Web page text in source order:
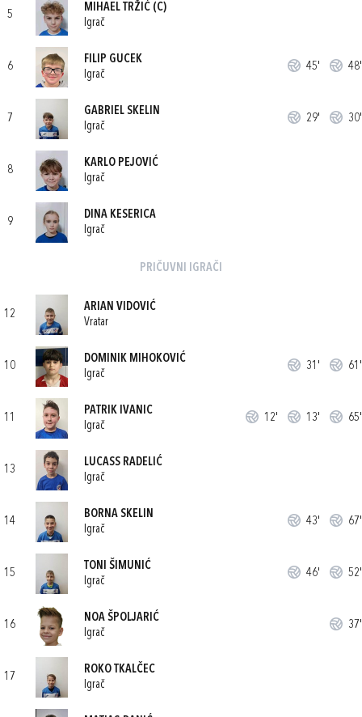
5
MIHAEL TRŽIĆ (C)
Igrač
6
FILIP GUCEK
Igrač
45' 48'
7
GABRIEL SKELIN
Igrač
29' 30'
8
KARLO PEJOVIĆ
Igrač
9
DINA KESERICA
Igrač
PRIČUVNI IGRAČI
12
ARIAN VIDOVIĆ
Vratar
10
DOMINIK MIHOKOVIĆ
Igrač
31' 61'
11
PATRIK IVANIC
Igrač
12' 13' 65'
13
LUCASS RADELIĆ
Igrač
14
BORNA SKELIN
Igrač
43' 67'
15
TONI ŠIMUNIĆ
Igrač
46' 52'
16
NOA ŠPOLJARIĆ
Igrač
37'
17
ROKO TKALČEC
Igrač